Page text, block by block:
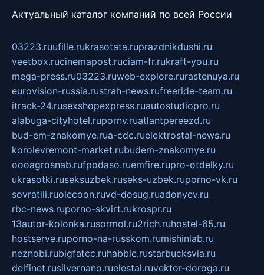
Актуальный каталог компаний по всей России
03223.ruufille.rukrasotata.ruprazdnikdushi.ru
veetbox.rucinemapost.ruciam-fr.rukraft-you.ru
mega-press.ru03223.ruweb-explore.rurastenuya.ru
eurovision-russia.rustrah-news.rufreeride-team.ru
itrack-24.rusexshopexpress.ruautostudiopro.ru
alabuga-cityhotel.rupornv.ruatlantpereezd.ru
bud-em-znakomye.rua-cdc.ruelektrostal-news.ru
korolevremont-market.rubudem-znakomye.ru
oooagrosnab.rufpodaso.ruemfire.rupro-otdelky.ru
ukrasotki.ruseksuzbek.ruseks-uzbek.ruporno-vk.ru
sovratili.ruolecoon.ruvd-dosug.ruadonyev.ru
rbc-news.ruporno-skvirt.rukrospr.ru
13autor-kolonka.rusormol.ru2rich.ruhostel-65.ru
hostserve.ruporno-na-russkom.rumishinlab.ru
neznobi.rubigfatcc.ruhabble.rustarbucksvia.ru
delfinet.rusilvernano.ruelestal.ruvektor-doroga.ru